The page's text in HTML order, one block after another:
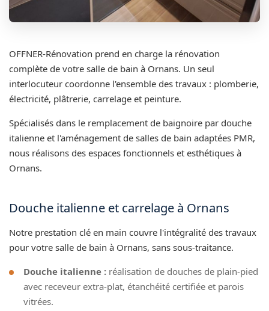
OFFNER-Rénovation prend en charge la rénovation
complète de votre salle de bain à Ornans. Un seul
interlocuteur coordonne l'ensemble des travaux : plomberie,
électricité, plâtrerie, carrelage et peinture.
Spécialisés dans le remplacement de baignoire par douche
italienne et l'aménagement de salles de bain adaptées PMR,
nous réalisons des espaces fonctionnels et esthétiques à
Ornans.
Douche italienne et carrelage à Ornans
Notre prestation clé en main couvre l'intégralité des travaux
pour votre salle de bain à Ornans, sans sous-traitance.
Douche italienne : réalisation de douches de plain-pied
avec receveur extra-plat, étanchéité certifiée et parois
vitrées.